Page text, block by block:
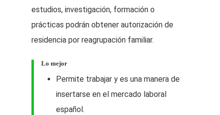
estudios, investigación, formación o
prácticas podrán obtener autorización de
residencia por reagrupación familiar.
Lo mejor
Permite trabajar y es una manera de
insertarse en el mercado laboral
español.